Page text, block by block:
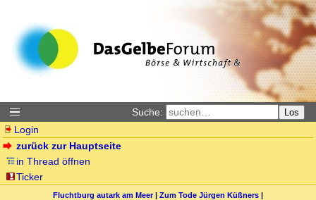
Suche: Los
Login
zurück zur Hauptseite
in Thread öffnen
Ticker
Fluchtburg autark am Meer| Zum Tode Jürgen Küßners |